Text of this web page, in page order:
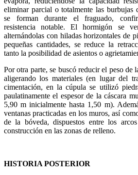
eliminar parcial o totalmente las burbujas
se forman durante el fraguado,
resistencia notable. El hormigón se
alternándolas con hiladas horizontales de
pequeñas cantidades, se reduce la
tanto la posibilidad de asientos o
Por otra parte, se buscó reducir el peso de
aligerando los materiales (en lugar del
cimentación, en la cúpula se utilizó
paulatinamente el espesor de la cáscara
5,90 m inicialmente hasta 1,50 m).
ventanas practicadas en los muros, así
de la bóveda, dispuestos entre los
construcción en las zonas de relleno.
HISTORIA POSTERIOR